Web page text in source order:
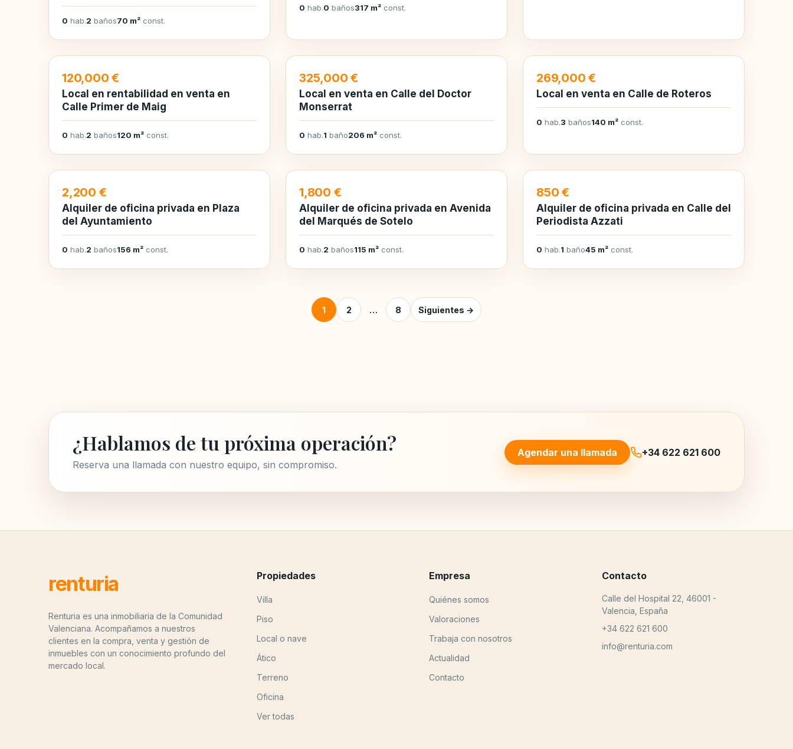
0 hab.2 baños70 m² const.
0 hab.0 baños317 m² const.
EN VENTA
120,000 €
Local en rentabilidad en venta en
Calle Primer de Maig
0 hab.2 baños120 m² const.
EN VENTA
325,000 €
Local en venta en Calle del Doctor
Monserrat
0 hab.1 baño206 m² const.
EN VENTA
269,000 €
Local en venta en Calle de Roteros
0 hab.3 baños140 m² const.
EN ALQUILER
2,200 €
Alquiler de oficina privada en Plaza
del Ayuntamiento
0 hab.2 baños156 m² const.
EN ALQUILER
1,800 €
Alquiler de oficina privada en Avenida
del Marqués de Sotelo
0 hab.2 baños115 m² const.
EN ALQUILER
850 €
Alquiler de oficina privada en Calle del
Periodista Azzati
0 hab.1 baño45 m² const.
Posts pagination
1 2 … 8 Siguientes →
¿Hablamos de tu próxima operación?
Reserva una llamada con nuestro equipo, sin compromiso.
Agendar una llamada +34 622 621 600
renturia
Renturia es una inmobiliaria de la Comunidad
Valenciana. Acompañamos a nuestros
clientes en la compra, venta y gestión de
inmuebles con un conocimiento profundo del
mercado local.
Propiedades
Villa
Piso
Local o nave
Ático
Terreno
Oficina
Ver todas
Empresa
Quiénes somos
Valoraciones
Trabaja con nosotros
Actualidad
Contacto
Contacto
Calle del Hospital 22, 46001 -
Valencia, España
+34 622 621 600
info@renturia.com